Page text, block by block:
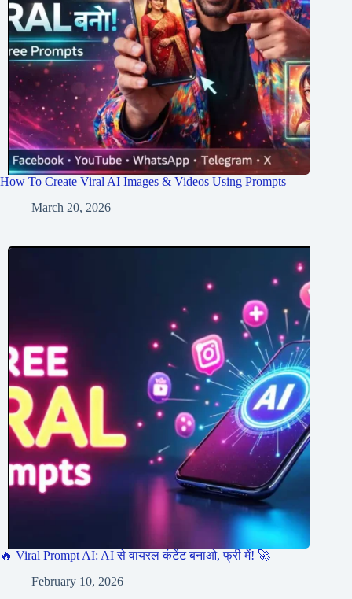
How To Create Viral AI Images & Videos Using Prompts
March 20, 2026
🔥 Viral Prompt AI: AI से वायरल कंटेंट बनाओ, फ्री में! 🚀
February 10, 2026